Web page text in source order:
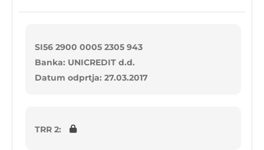
SI56 2900 0005 2305 943
Banka: UNICREDIT d.d.
Datum odprtja: 27.03.2017
TRR 2: